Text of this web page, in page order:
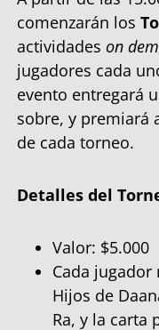
comenzarán los
actividades on
jugadores cada
evento entregará
sobre, y premiará
de cada torneo.
Detalles del
Valor: $5.000
Cada
Hijos de
Ra, y la carta